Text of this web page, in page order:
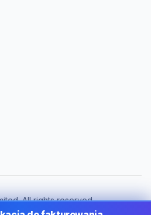
All rights reserved.
w Poland